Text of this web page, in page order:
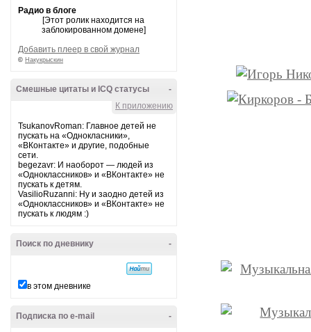
Радио в блоге
[Этот ролик находится на
заблокированном домене]
Добавить плеер в свой журнал
© Накукрыскин
-
Смешные цитаты и ICQ статусы
К приложению
TsukanovRoman: Главное детей не
пускать на «Однокласники»,
«ВКонтакте» и другие, подобные
сети.
begezavr: И наоборот — людей из
«Одноклассников» и «ВКонтакте» не
пускать к детям.
VasilioRuzanni: Ну и заодно детей из
«Одноклассников» и «ВКонтакте» не
пускать к людям :)
-
Поиск по дневнику
в этом дневнике
-
Подписка по e-mail